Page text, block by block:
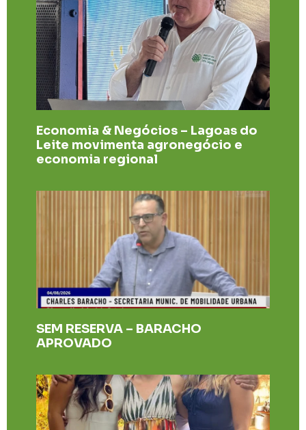
Economia & Negócios – Lagoas do
Leite movimenta agronegócio e
economia regional
SEM RESERVA – BARACHO
APROVADO